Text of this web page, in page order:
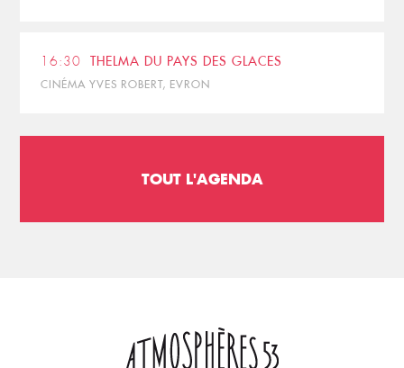
16:30 THELMA DU PAYS DES GLACES
CINÉMA YVES ROBERT, EVRON
TOUT L'AGENDA